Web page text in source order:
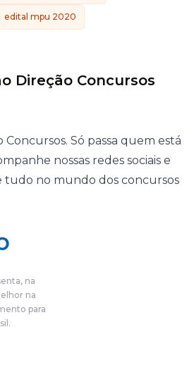
edital mpu 2020
Direção Concursos
Só passa quem está
nossas redes sociais e
no mundo dos concursos
na
na
para